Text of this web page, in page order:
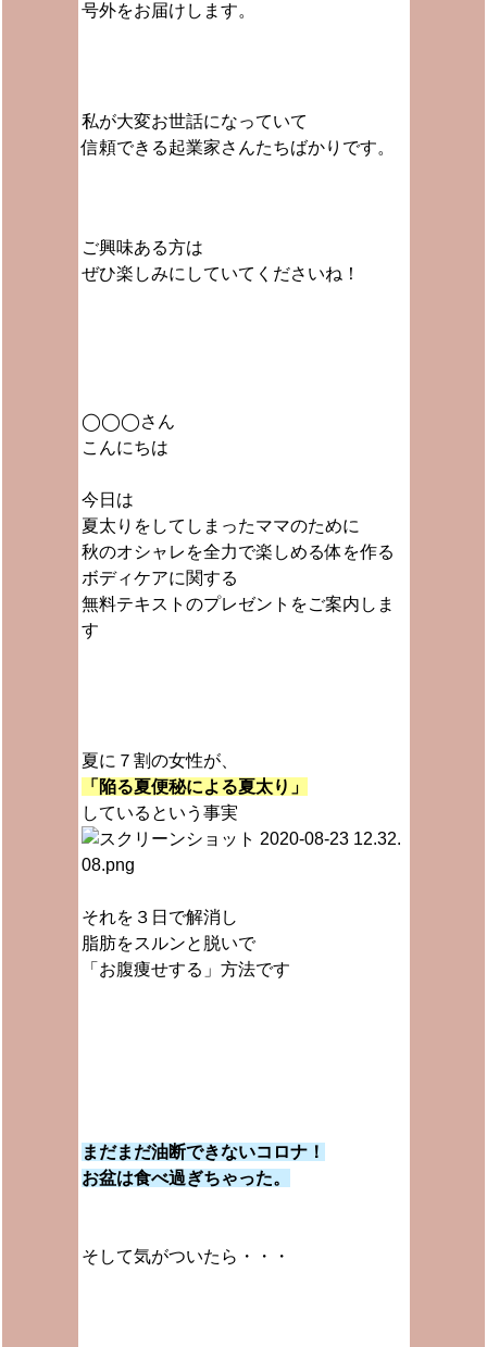
号外をお届けします。
私が大変お世話になっていて
信頼できる起業家さんたちばかりです。
ご興味ある方は
ぜひ楽しみにしていてくださいね！
◯◯◯さん
こんにちは
今日は
夏太りをしてしまったママのために
秋のオシャレを全力で楽しめる体を作る
ボディケアに関する
無料テキストのプレゼントをご案内しま
す
夏に７割の女性が、
「陥る夏便秘による夏太り」
しているという事実
それを３日で解消し
脂肪をスルンと脱いで
「お腹痩せする」方法です
まだまだ油断できないコロナ！
お盆は食べ過ぎちゃった。
そして気がついたら・・・